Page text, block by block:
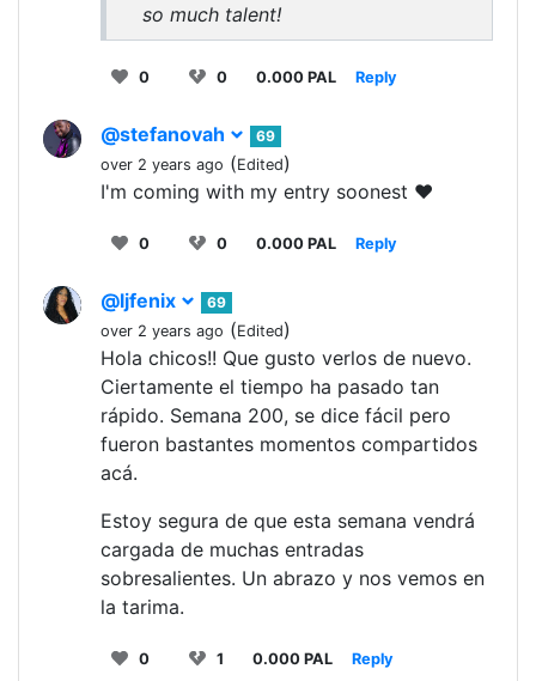
so much talent!
0 0 0.000 PAL Reply
@stefanovah
69
over 2 years ago (Edited)
I'm coming with my entry soonest ❤️
0 0 0.000 PAL Reply
@ljfenix
69
over 2 years ago (Edited)
Hola chicos!! Que gusto verlos de nuevo.
Ciertamente el tiempo ha pasado tan
rápido. Semana 200, se dice fácil pero
fueron bastantes momentos compartidos
acá.
Estoy segura de que esta semana vendrá
cargada de muchas entradas
sobresalientes. Un abrazo y nos vemos en
la tarima.
0 1 0.000 PAL Reply